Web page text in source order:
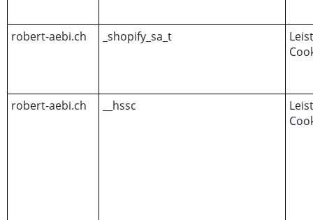
robert-aebi.ch _shopify_sa_t
robert-aebi.ch __hssc